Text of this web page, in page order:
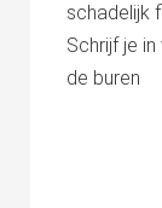
schadelijk
Schrijf je
de buren